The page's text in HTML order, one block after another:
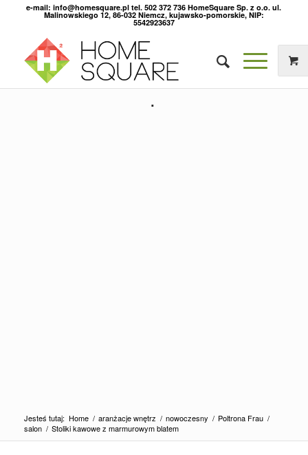
e-mail: info@homesquare.pl tel. 502 372 736 HomeSquare Sp. z o.o. ul.
Malinowskiego 12, 86-032 Niemcz, kujawsko-pomorskie, NIP:
5542923637
Jesteś tutaj: Home / aranżacje wnętrz / nowoczesny / Poltrona Frau /
salon / Stoliki kawowe z marmurowym blatem